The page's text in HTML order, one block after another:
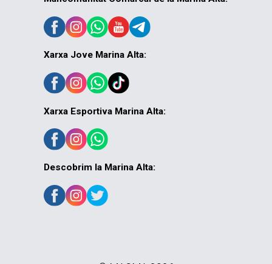
Xarxa Jove Marina Alta:
Xarxa Esportiva Marina Alta:
Descobrim la Marina Alta: